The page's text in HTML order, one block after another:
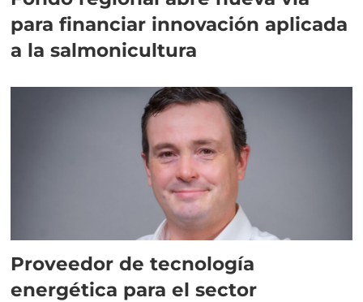
para financiar innovación aplicada
a la salmonicultura
Proveedor de tecnología
energética para el sector